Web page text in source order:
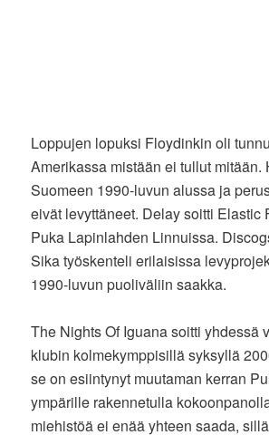
Loppujen lopuksi Floydinkin oli
Amerikassa mistään ei tullut mitään.
Suomeen 1990-luvun alussa ja
eivät levyttäneet. Delay soitti Elastic
Puka Lapinlahden Linnuissa.
Sika työskenteli erilaisissa
1990-luvun puoliväliin saakka.
The Nights Of Iguana soitti yhdessä
klubin kolmekymppisillä syksyllä
se on esiintynyt muutaman kerran
ympärille rakennetulla
miehistöä ei enää yhteen saada,